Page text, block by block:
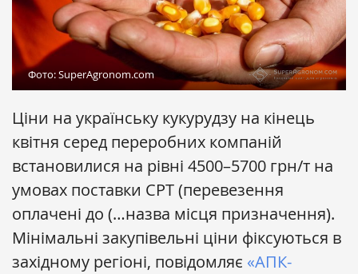
Фото: SuperAgronom.com
Ціни на українську кукурудзу на кінець
квітня серед переробних компаній
встановилися на рівні 4500–5700 грн/т на
умовах поставки СРТ (перевезення
оплачені до (…назва місця призначення).
Мінімальні закупівельні ціни фіксуються в
західному регіоні, повідомляє «АПК-